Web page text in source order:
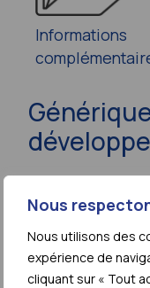
Nous
Nous utilisons des
expérience de
cliquant sur « Tout
Informations
Cliquez sur le
de sous-licence